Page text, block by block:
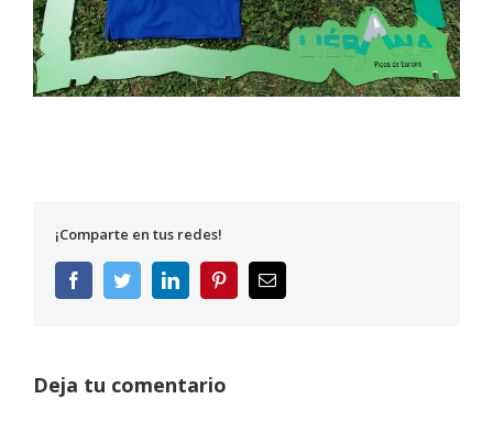
¡Comparte en tus redes!
FacebookTwitterLinkedInPinterestCorreo
electrónico
Deja tu comentario